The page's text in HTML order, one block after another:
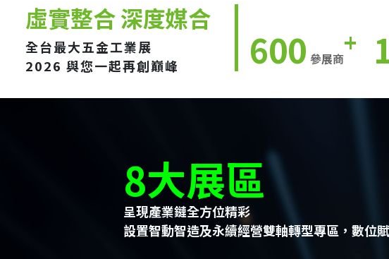
虛實整合 深度媒合
全台最大五金工業展
2026 與您一起再創巔峰
600 參展商+
8大展區
呈現產業鏈全方位精彩
設置智動智造及永續經營雙軸轉型專區，數位